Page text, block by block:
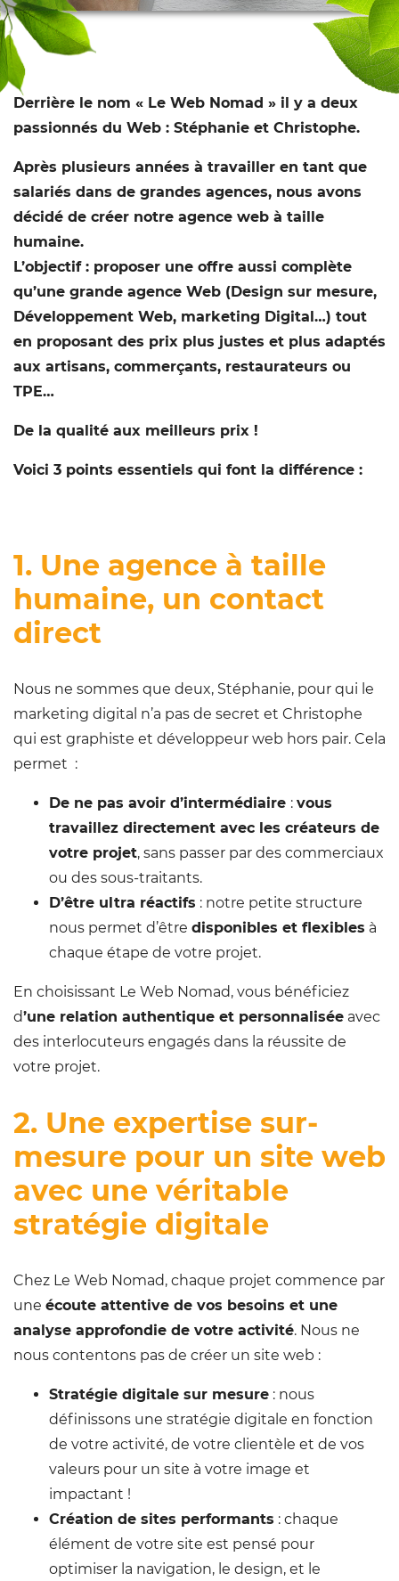
Derrière le nom « Le Web Nomad » il y a deux
passionnés du Web : Stéphanie et Christophe.
Après plusieurs années à travailler en tant que
salariés dans de grandes agences, nous avons
décidé de créer notre agence web à taille
humaine.
L’objectif : proposer une offre aussi complète
qu’une grande agence Web (Design sur mesure,
Développement Web, marketing Digital…) tout
en proposant des prix plus justes et plus adaptés
aux artisans, commerçants, restaurateurs ou
TPE…
De la qualité aux meilleurs prix !
Voici 3 points essentiels qui font la différence :
1. Une agence à taille
humaine, un contact
direct
Nous ne sommes que deux, Stéphanie, pour qui le
marketing digital n’a pas de secret et Christophe
qui est graphiste et développeur web hors pair. Cela
permet :
De ne pas avoir d’intermédiaire : vous
travaillez directement avec les créateurs de
votre projet, sans passer par des commerciaux
ou des sous-traitants.
D’être ultra réactifs : notre petite structure
nous permet d’être disponibles et flexibles à
chaque étape de votre projet.
En choisissant Le Web Nomad, vous bénéficiez
d’une relation authentique et personnalisée avec
des interlocuteurs engagés dans la réussite de
votre projet.
2. Une expertise sur-
mesure pour un site web
avec une véritable
stratégie digitale
Chez Le Web Nomad, chaque projet commence par
une écoute attentive de vos besoins et une
analyse approfondie de votre activité. Nous ne
nous contentons pas de créer un site web :
Stratégie digitale sur mesure : nous
définissons une stratégie digitale en fonction
de votre activité, de votre clientèle et de vos
valeurs pour un site à votre image et
impactant !
Création de sites performants : chaque
élément de votre site est pensé pour
optimiser la navigation, le design, et le